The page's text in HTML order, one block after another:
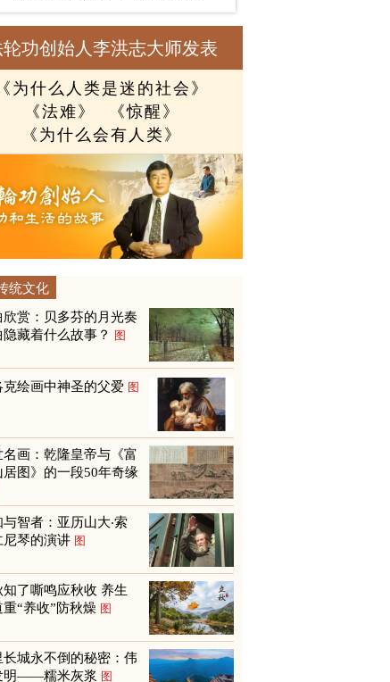
功创始人李洪志大师发表
《为什么人类是迷的社会》
《法难》
《惊醒》
《为什么会有人类》
统文化
欣赏：贝多芬的月光奏
隐藏着什么故事？
图
克绘画中神圣的父爱 图
名画：乾隆皇帝与《富
居图》的一段50年奇缘
与智者：亚历山大‧索
尼琴的演讲 图
知了嘶鸣应秋收 养生
重“养收”防秋燥 图
长城永不倒的秘密：伟
明——糯米灰浆 图